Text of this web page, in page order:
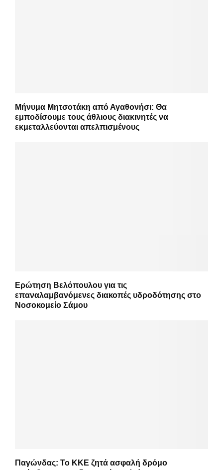
Μήνυμα Μητσοτάκη από Αγαθονήσι: Θα
εμποδίσουμε τους άθλιους διακινητές να
εκμεταλλεύονται απελπισμένους
Ερώτηση Βελόπουλου για τις
επαναλαμβανόμενες διακοπές υδροδότησης στο
Νοσοκομείο Σάμου
Παγώνδας: Το ΚΚΕ ζητά ασφαλή δρόμο